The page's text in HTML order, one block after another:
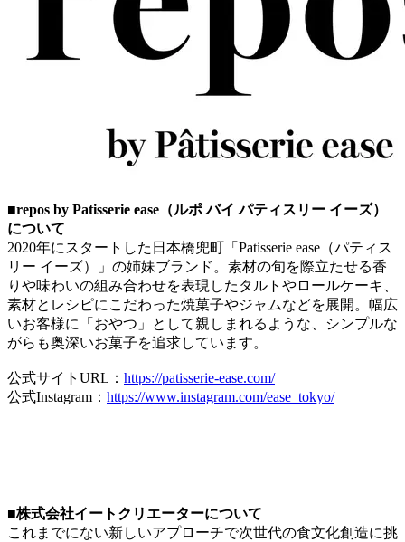
■repos by Patisserie ease（ルポ バイ パティスリー イーズ）
について
2020年にスタートした日本橋兜町「Patisserie ease（パティス
リー イーズ）」の姉妹ブランド。素材の旬を際立たせる香
りや味わいの組み合わせを表現したタルトやロールケーキ、
素材とレシピにこだわった焼菓子やジャムなどを展開。幅広
いお客様に「おやつ」として親しまれるような、シンプルな
がらも奥深いお菓子を追求しています。
公式サイトURL： https://patisserie-ease.com/
公式Instagram： https://www.instagram.com/ease_tokyo/
■株式会社イートクリエーターについて
これまでにない新しいアプローチで次世代の食文化創造に挑